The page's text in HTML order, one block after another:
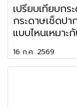
เปรียบเทียบก
กระดาษเช็ดป
แบบไหนเหมา
16 ก.ค. 2569